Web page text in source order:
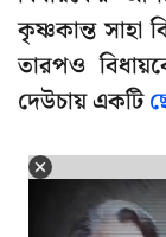
কৃষ্ণকান্ত সাহা
তারপও
দেউচায় একটি